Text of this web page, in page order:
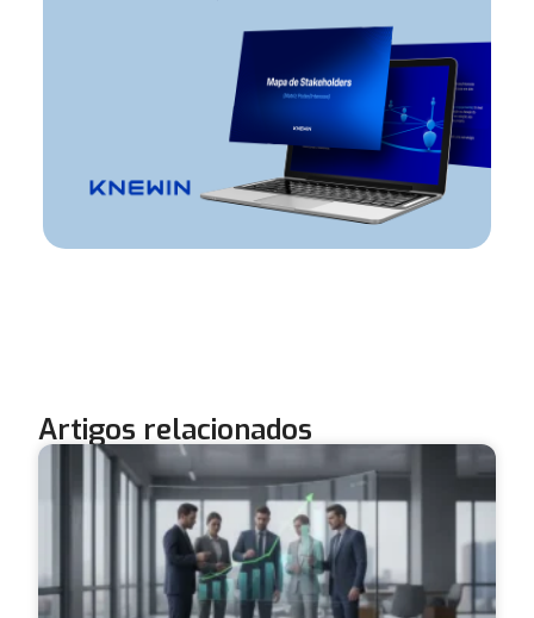
Artigos relacionados